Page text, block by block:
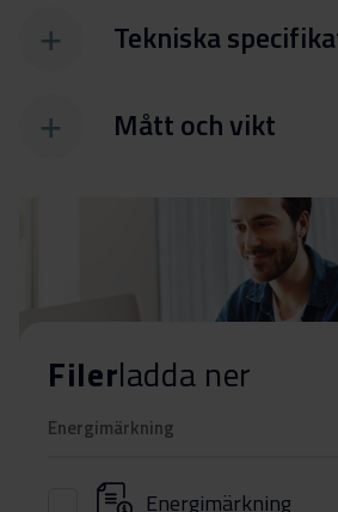
Tekniska
Mått och vikt
Filerladda ner
Energimärkning
Energimärkning